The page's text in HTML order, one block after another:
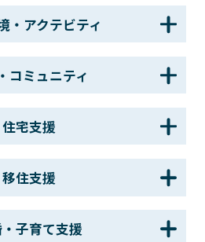
・アクテビティ
コミュニティ
住宅支援
移住支援
子育て支援